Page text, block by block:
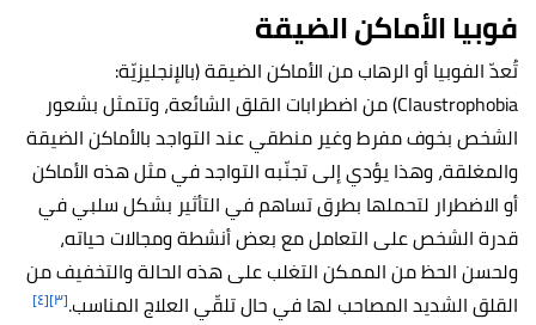
فوبيا الأماكن الضيقة
تُعدّ الفوبيا أو الرهاب من الأماكن الضيقة (بالإنجليزيّة:
Claustrophobia) من اضطرابات القلق الشائعة، وتتمثل بشعور
الشخص بخوف مفرط وغير منطقي عند التواجد بالأماكن الضيقة
والمغلقة، وهذا يؤدي إلى تجنّبه التواجد في مثل هذه الأماكن
أو الاضطرار لتحملها بطرق تساهم في التأثير بشكل سلبي في
قدرة الشخص على التعامل مع بعض أنشطة ومجالات حياته،
ولحسن الحظ من الممكن التغلب على هذه الحالة والتخفيف من
القلق الشديد المصاحب لها في حال تلقّي العلاج المناسب.[٣] [٤]